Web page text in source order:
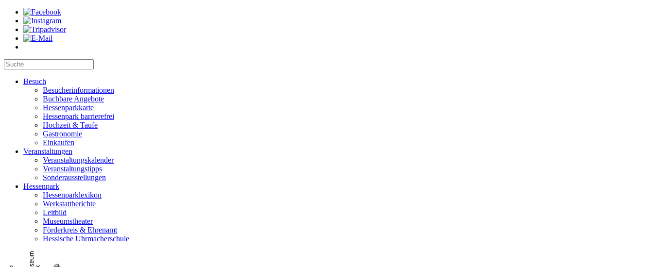
Besuch
Besucherinformationen
Buchbare Angebote
Hessenparkkarte
Hessenpark barrierefrei
Hochzeit & Taufe
Gastronomie
Einkaufen
Veranstaltungen
Veranstaltungskalender
Veranstaltungstipps
Sonderausstellungen
Hessenpark
Hessenparklexikon
Werkstattberichte
Leitbild
Museumstheater
Förderkreis & Ehrenamt
Hessische Uhrmacherschule